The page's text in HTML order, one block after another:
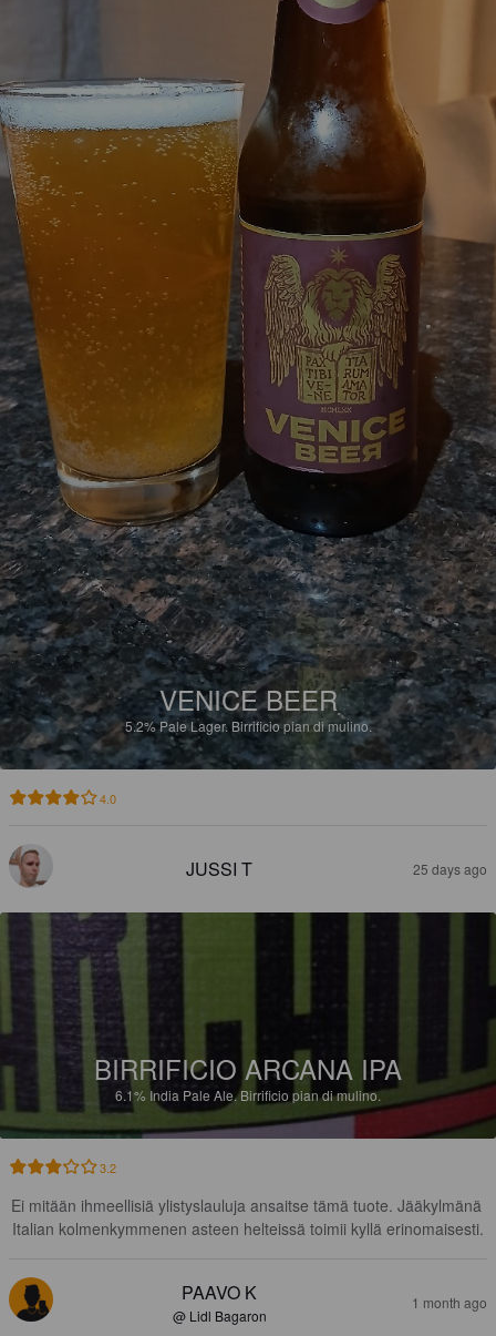
VENICE BEER
5.2%Pale Lager. Birrificio pian di mulino.
4.0
JUSSI T 25 days ago
BIRRIFICIO ARCANA IPA
6.1% India Pale Ale.Birrificio pian di mulino.
3.2
Ei mitään ihmeellisiä ylistyslauluja ansaitse tämä tuote. Jääkylmänä
Italian kolmenkymmenen asteen helteissä toimii kyllä erinomaisesti.
PAAVO K
@ Lidl Bagaron
1 month ago